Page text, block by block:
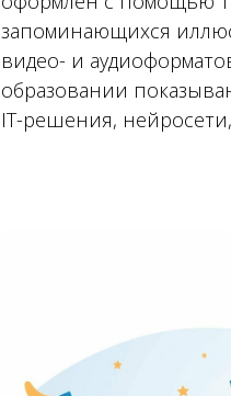
запоминающихся
видео- и
образовании
IT-решения,